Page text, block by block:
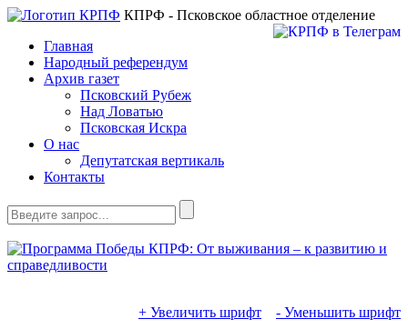
КПРФ - Псковское областное отделение
Главная
Народный референдум
Архив газет
Псковский Рубеж
Над Ловатью
Псковская Искра
О нас
Депутатская вертикаль
Контакты
+ Увеличить шрифт - Уменьшить шрифт